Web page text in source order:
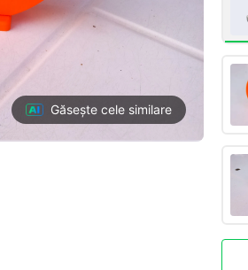
Găsește cele similare